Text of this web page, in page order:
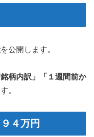
を公開します。
柄内訳」「１週間前か
。
４万円